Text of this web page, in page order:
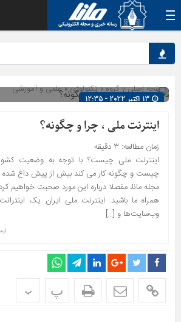
صفحه اصلی» گروه »تکنولوژی»علمی و آموزشی
13 اکتبر 2022 - 12:35
شناسه : 3360
اینترنت ملی ، چرا و چگونه؟
زمان مطالعه: ۳ دقیقه
اینترنت ملی چیست؟ با توجه به وضعیت
چیست و چگونه کار می کند بیش از پیش داغ
مجله مانا، مفصلا درباره این مورد صحبت خواهیم
همراه ما باشید. اینترنت ملی ایران یک
وب‌سایت‌ها و […]
پ پ